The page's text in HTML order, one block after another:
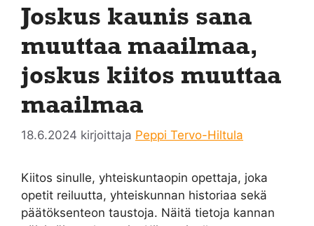
Joskus kaunis sana
muuttaa maailmaa,
joskus kiitos muuttaa
maailmaa
18.6.2024 kirjoittaja Peppi Tervo-Hiltula
Kiitos sinulle, yhteiskuntaopin opettaja, joka
opetit reiluutta, yhteiskunnan historiaa sekä
päätöksenteon taustoja. Näitä tietoja kannan